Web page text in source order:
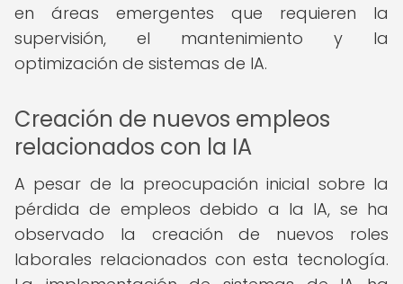
en áreas emergentes que requieren la
supervisión, el mantenimiento y la
optimización de sistemas de IA.
Creación de nuevos empleos
relacionados con la IA
A pesar de la preocupación inicial sobre la
pérdida de empleos debido a la IA, se ha
observado la creación de nuevos roles
laborales relacionados con esta tecnología.